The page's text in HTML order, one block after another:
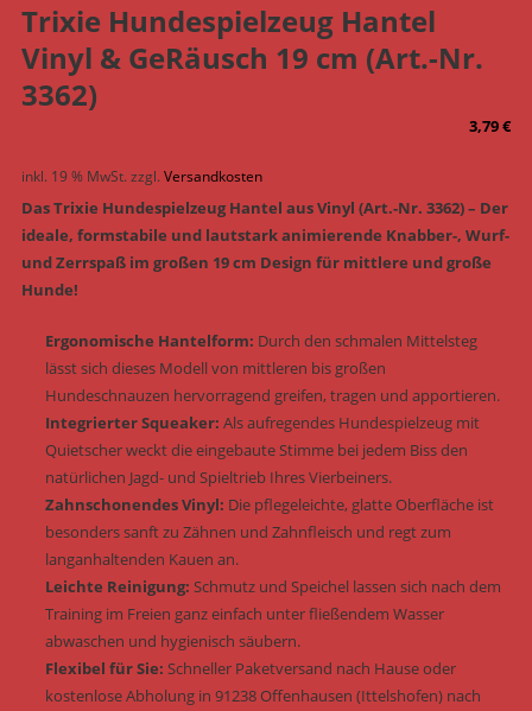
Trixie Hundespielzeug Hantel
Vinyl & GeRäusch 19 cm (Art.-Nr.
3362)
3,79€
inkl. 19 % MwSt. zzgl. Versandkosten
Das Trixie Hundespielzeug Hantel aus Vinyl (Art.-Nr. 3362) – Der
ideale, formstabile und lautstark animierende Knabber-, Wurf-
und Zerrspaß im großen 19 cm Design für mittlere und große
Hunde!
Ergonomische Hantelform: Durch den schmalen Mittelsteg
lässt sich dieses Modell von mittleren bis großen
Hundeschnauzen hervorragend greifen, tragen und apportieren.
Integrierter Squeaker: Als aufregendes Hundespielzeug mit
Quietscher weckt die eingebaute Stimme bei jedem Biss den
natürlichen Jagd- und Spieltrieb Ihres Vierbeiners.
Zahnschonendes Vinyl: Die pflegeleichte, glatte Oberfläche ist
besonders sanft zu Zähnen und Zahnfleisch und regt zum
langanhaltenden Kauen an.
Leichte Reinigung: Schmutz und Speichel lassen sich nach dem
Training im Freien ganz einfach unter fließendem Wasser
abwaschen und hygienisch säubern.
Flexibel für Sie: Schneller Paketversand nach Hause oder
kostenlose Abholung in 91238 Offenhausen (Ittelshofen) nach